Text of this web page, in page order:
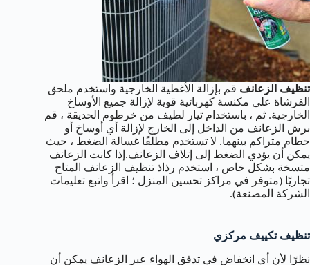
تنظيف الزعانف قم بإزالة الأغطية الخارجية واستخدم ملحق
الفرشاة على مكنسة كهربائية قوية لإزالة جميع الأوساخ
الخارجية. ثم ، باستخدام تيار لطيف من خرطوم الحديقة ، قم
برش الزعانف من الداخل إلى الخارج لإزالة أي أوساخ أو
حطام متراكم بينهما. لا تستخدم مطلقًا غسالة الضغط ، حيث
يمكن أن يؤدي الضغط إلى إتلاف الزعانف.إذا كانت الزعانف
متسخة بشكل خاص ، استخدم رذاذ تنظيف الزعانف المتاح
تجاريًا (متوفر في مراكز تحسين المنزل ؛ اقرأ واتبع تعليمات
الشركة المصنعة).
تنظيف تكييف مركزي
نظرًا لأن أي انخفاض في تدفق الهواء عبر الزعانف يمكن أن